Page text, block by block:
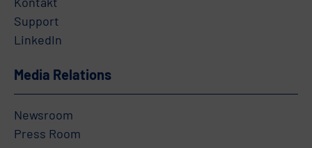
Support
LinkedIn
Media Relations
Newsroom
Press Room